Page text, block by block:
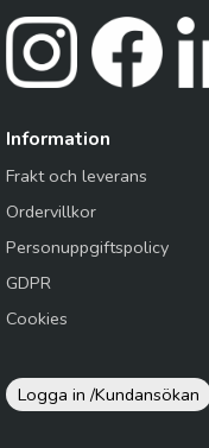
Information
Frakt och leverans
Ordervillkor
Personuppgiftspolicy
GDPR
Cookies
Logga in /Kundansökan